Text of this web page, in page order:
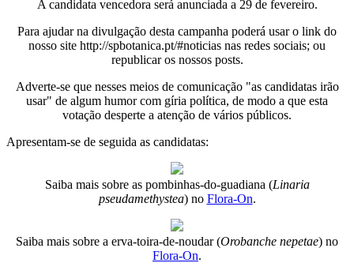
A candidata vencedora será anunciada a 29 de fevereiro.
Para ajudar na divulgação desta campanha poderá usar o link do
nosso site http://spbotanica.pt/#noticias nas redes sociais; ou
republicar os nossos posts.
Adverte-se que nesses meios de comunicação "as candidatas irão
usar" de algum humor com gíria política, de modo a que esta
votação desperte a atenção de vários públicos.
Apresentam-se de seguida as candidatas:
Saiba mais sobre as pombinhas-do-guadiana (Linaria
pseudamethystea) no Flora-On.
Saiba mais sobre a erva-toira-de-noudar (Orobanche nepetae) no
Flora-On.